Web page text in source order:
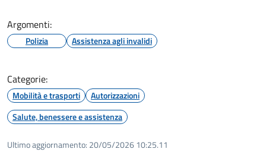
Argomenti:
Polizia Assistenza agli invalidi
Categorie:
Mobilità e trasporti
Autorizzazioni
Salute, benessere e assistenza
Ultimo aggiornamento: 20/05/2026 10:25.11